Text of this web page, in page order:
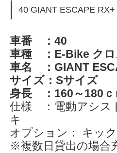
40 GIANT ESCAPE
車番 ：40
車種 ：E-Bike クロ
車名 ：GIANT
サイズ：Sサイズ
身長 ：160～180ｃ
仕様 ：電動アシス
キ
オプション： キッ
※複数日貸出の場合